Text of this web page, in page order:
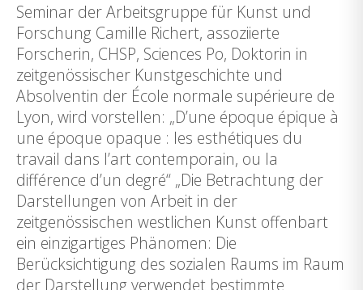
Seminar der Arbeitsgruppe für Kunst und
Forschung Camille Richert, assoziierte
Forscherin, CHSP, Sciences Po, Doktorin in
zeitgenössischer Kunstgeschichte und
Absolventin der École normale supérieure de
Lyon, wird vorstellen: „D’une époque épique à
une époque opaque : les esthétiques du
travail dans l’art contemporain, ou la
différence d’un degré“ „Die Betrachtung der
Darstellungen von Arbeit in der
zeitgenössischen westlichen Kunst offenbart
ein einzigartiges Phänomen: Die
Berücksichtigung des sozialen Raums im Raum
der Darstellung verwendet bestimmte